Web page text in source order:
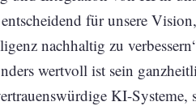
für unsere
nachhaltig zu
wertvoll ist sein
KI-Systeme,